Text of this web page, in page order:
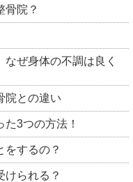
骨院？
ぜ身体の不調は良く
院との違い
3つの方法！
をするの？
けられる？